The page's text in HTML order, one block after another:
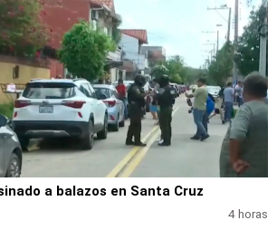
a balazos en Santa Cruz
4 horas